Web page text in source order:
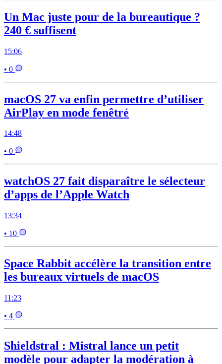
Un Mac juste pour de la bureautique ?
240 € suffisent
15:06
• 0
macOS 27 va enfin permettre d’utiliser
AirPlay en mode fenêtré
14:48
• 0
watchOS 27 fait disparaître le sélecteur
d’apps de l’Apple Watch
13:34
• 10
Space Rabbit accélère la transition entre
les bureaux virtuels de macOS
11:23
• 4
Shieldstral : Mistral lance un petit
modèle pour adapter la modération à